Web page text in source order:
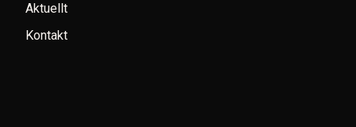
Aktuellt
Kontakt